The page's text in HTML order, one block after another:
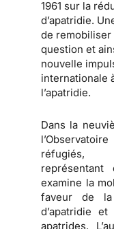
1961 sur la
d’apatridie.
de remobiliser
question et
nouvelle
internationale
l’apatridie.
Dans la
réfugiés,
examine la
faveur de
d’apatridie
apatrides.